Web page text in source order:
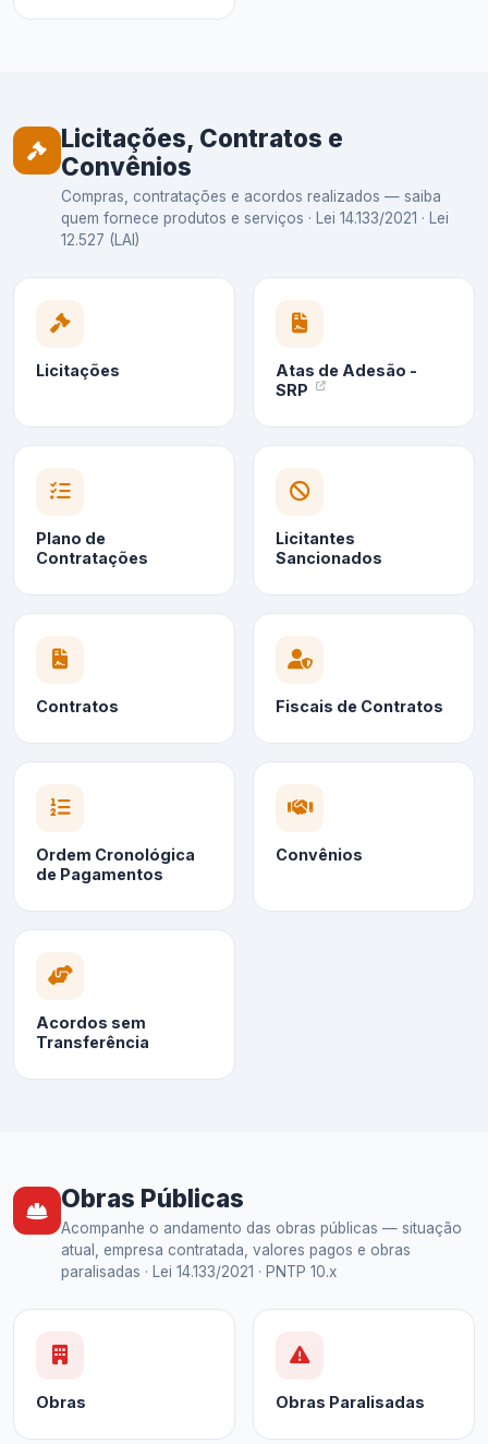
Licitações, Contratos e
Convênios
Compras, contratações e acordos realizados — saiba
quem fornece produtos e serviços · Lei 14.133/2021 · Lei
12.527 (LAI)
Licitações
Atas de Adesão -
SRP
Plano de
Contratações
Licitantes
Sancionados
Contratos Fiscais de Contratos
Ordem Cronológica
de Pagamentos
Convênios
Acordos sem
Transferência
Obras Públicas
Acompanhe o andamento das obras públicas — situação
atual, empresa contratada, valores pagos e obras
paralisadas · Lei 14.133/2021 · PNTP 10.x
Obras Obras Paralisadas